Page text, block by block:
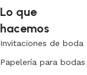
Lo que
hacemos
Invitaciones de boda
Papelería para bodas